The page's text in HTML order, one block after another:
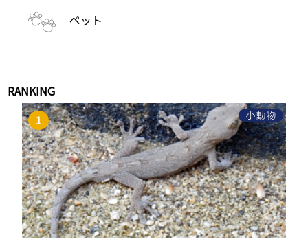
ペット
RANKING
小動物